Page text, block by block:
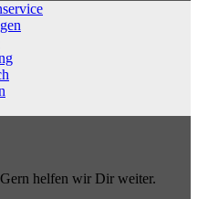
helfen wir Dir weiter.